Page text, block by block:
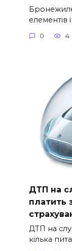
елементів
0 4
ДТП на
платить
ДТП на
кілька